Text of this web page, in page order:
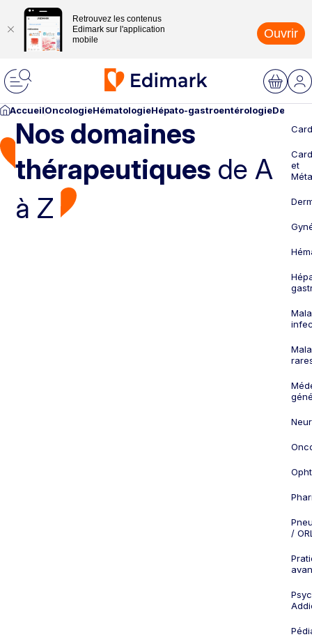
Retrouvez les contenus
Edimark sur l'application
mobile
Ouvrir
AccueilOncologieHématologieHépato-gastroentérologie
Nos domaines
thérapeutiques de A
à Z
et
/